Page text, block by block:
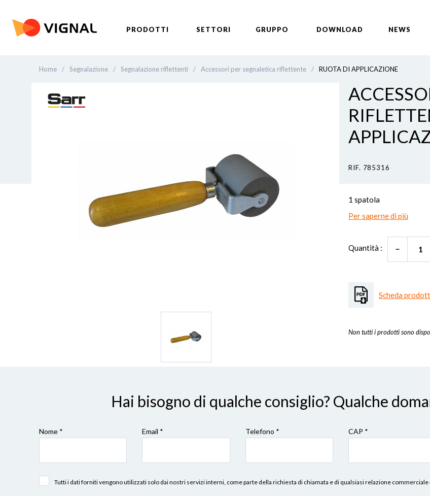
PRODOTTI SETTORI GRUPPO DOWNLOAD NEWS
Home / Segnalazione / Segnalazione riflettenti / Accessori per segnaletica riflettente / RUOTA DI APPLICAZIONE
RIF. 785316
1 spatola
Per saperne di più
Quantità :
Scheda
Non tutti i prodotti sono
Hai bisogno di qualche consiglio? Qualche
Nome * Email * Telefono * CAP *
Tutti i dati forniti vengono utilizzati solo dai nostri servizi interni, come parte della richiesta di chiamata e di qualsiasi relazione